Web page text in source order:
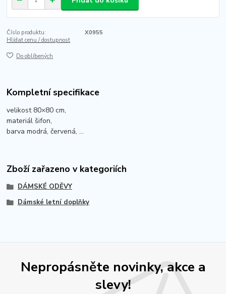
Číslo produktu:
X0955
Hlídat cenu / dostupnost
Do oblíbených
Kompletní specifikace
velikost 80×80 cm,
materiál šifon,
barva modrá, červená, ...
Zboží zařazeno v kategoriích
DÁMSKÉ ODĚVY
Dámské letní doplňky
Nepropásněte novinky, akce a
slevy!